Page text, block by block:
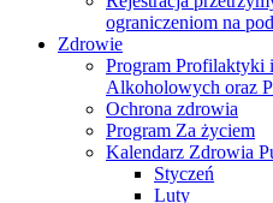
ograniczeniom na
Zdrowie
Program Profilaktyki
Alkoholowych oraz
Ochrona zdrowia
Program Za życiem
Kalendarz Zdrowia
Styczeń
Luty